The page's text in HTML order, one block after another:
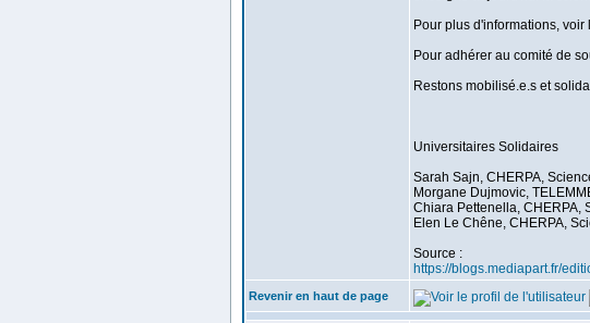
Pour plus d'informations,
Pour adhérer au comité de
Restons mobilisé.e.s et
Universitaires Solidaires
Sarah Sajn, CHERPA,
Morgane Dujmovic,
Chiara Pettenella, CHERPA,
Elen Le Chêne, CHERPA,
Source :
https://blogs.mediapart.fr/
Revenir en haut de page